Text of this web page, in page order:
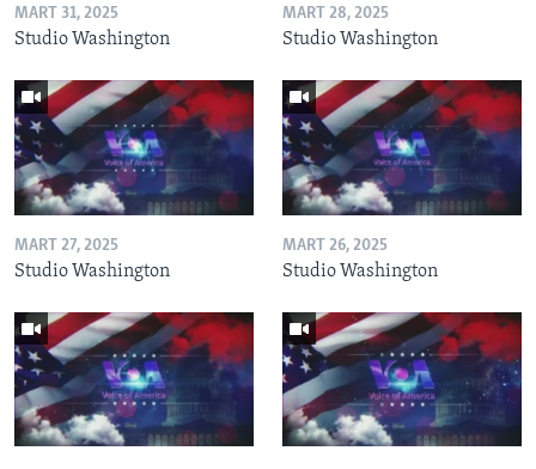
MART 31, 2025
Studio Washington
MART 28, 2025
Studio Washington
MART 27, 2025
Studio Washington
MART 26, 2025
Studio Washington